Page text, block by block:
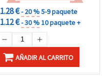
1.28 €- 20 %5-9 paquete
1.12 €- 30 %10 paquete +
AÑADIR AL CARRITO